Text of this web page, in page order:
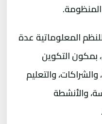
المعلوماتية عدة
التكوين
والتعليم
والأنشطة